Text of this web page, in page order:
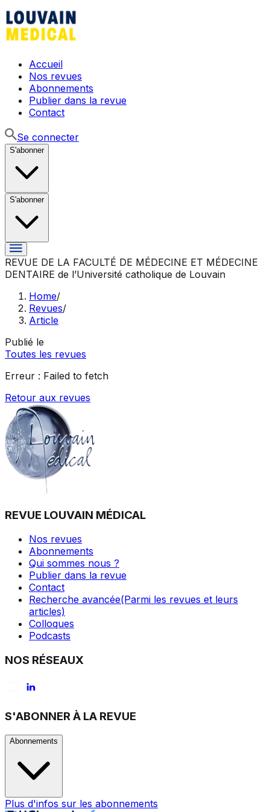
Accueil
Nos revues
Abonnements
Publier dans la revue
Contact
Se connecter
S'abonner
S'abonner
REVUE DE LA FACULTÉ DE MÉDECINE ET MÉDECINE
DENTAIRE de l’Université catholique de Louvain
Home/
Revues/
Article
Publié le
Toutes les revues
Erreur : Failed to fetch
Retour aux revues
REVUE LOUVAIN MÉDICAL
Nos revues
Abonnements
Qui sommes nous ?
Publier dans la revue
Contact
Recherche avancée(Parmi les revues et leurs
articles)
Colloques
Podcasts
NOS RÉSEAUX
S'ABONNER À LA REVUE
Abonnements
Plus d'infos sur les abonnements